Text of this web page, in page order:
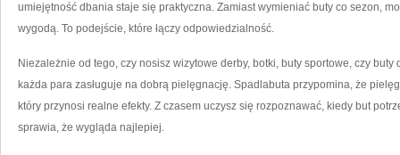
umiejętność dbania staje się praktyczna. Zamiast wymieniać buty co sezon,
wygodą. To podejście, które łączy odpowiedzialność.
Niezależnie od tego, czy nosisz wizytowe derby, botki, buty sportowe, czy buty
każda para zasługuje na dobrą pielęgnację. Spadlabuta przypomina, że
który przynosi realne efekty. Z czasem uczysz się rozpoznawać, kiedy but
sprawia, że wygląda najlepiej.